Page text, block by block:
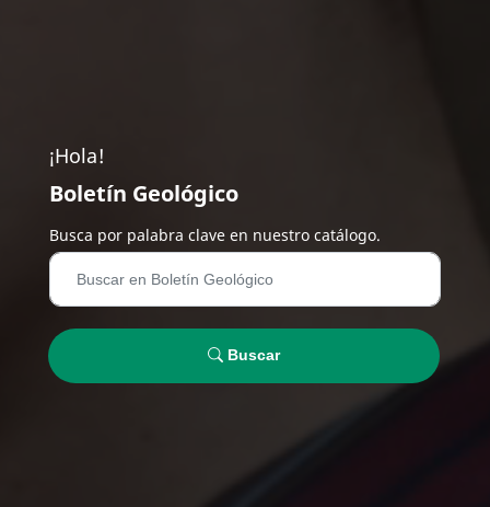
¡Hola!
Boletín Geológico
Busca por palabra clave en nuestro catálogo.
Buscar